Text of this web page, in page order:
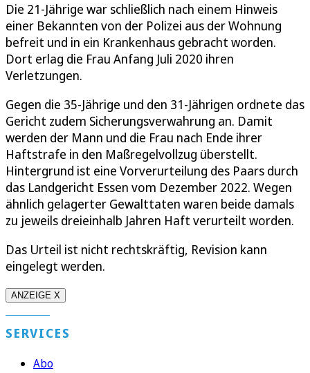
Die 21-Jährige war schließlich nach einem Hinweis
einer Bekannten von der Polizei aus der Wohnung
befreit und in ein Krankenhaus gebracht worden.
Dort erlag die Frau Anfang Juli 2020 ihren
Verletzungen.
Gegen die 35-Jährige und den 31-Jährigen ordnete das
Gericht zudem Sicherungsverwahrung an. Damit
werden der Mann und die Frau nach Ende ihrer
Haftstrafe in den Maßregelvollzug überstellt.
Hintergrund ist eine Vorverurteilung des Paars durch
das Landgericht Essen vom Dezember 2022. Wegen
ähnlich gelagerter Gewalttaten waren beide damals
zu jeweils dreieinhalb Jahren Haft verurteilt worden.
Das Urteil ist nicht rechtskräftig, Revision kann
eingelegt werden.
ANZEIGE X
SERVICES
Abo